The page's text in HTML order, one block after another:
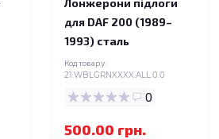
Лонжерони підлоги
для DAF 200 (1989–
1993) сталь
Код товару:
21.WBLGRNXXXX.ALL.0.0
0
500.00 грн.